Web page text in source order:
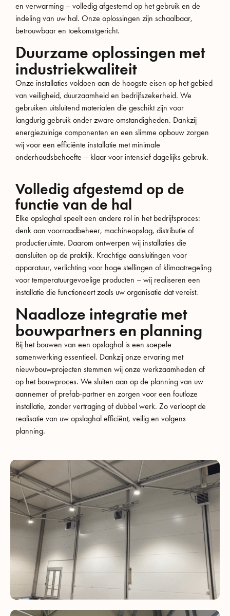
en verwarming – volledig afgestemd op het gebruik en de
indeling van uw hal. Onze oplossingen zijn schaalbaar,
betrouwbaar en toekomstgericht.
Duurzame oplossingen met
industriekwaliteit
Onze installaties voldoen aan de hoogste eisen op het gebied
van veiligheid, duurzaamheid en bedrijfszekerheid. We
gebruiken uitsluitend materialen die geschikt zijn voor
langdurig gebruik onder zware omstandigheden. Dankzij
energiezuinige componenten en een slimme opbouw zorgen
wij voor een efficiënte installatie met minimale
onderhoudsbehoefte – klaar voor intensief dagelijks gebruik.
Volledig afgestemd op de
functie van de hal
Elke opslaghal speelt een andere rol in het bedrijfsproces:
denk aan voorraadbeheer, machineopslag, distributie of
productieruimte. Daarom ontwerpen wij installaties die
aansluiten op de praktijk. Krachtige aansluitingen voor
apparatuur, verlichting voor hoge stellingen of klimaatregeling
voor temperatuurgevoelige producten – wij realiseren een
installatie die functioneert zoals uw organisatie dat vereist.
Naadloze integratie met
bouwpartners en planning
Bij het bouwen van een opslaghal is een soepele
samenwerking essentieel. Dankzij onze ervaring met
nieuwbouwprojecten stemmen wij onze werkzaamheden af
op het bouwproces. We sluiten aan op de planning van uw
aannemer of prefab-partner en zorgen voor een foutloze
installatie, zonder vertraging of dubbel werk. Zo verloopt de
realisatie van uw opslaghal efficiënt, veilig en volgens
planning.